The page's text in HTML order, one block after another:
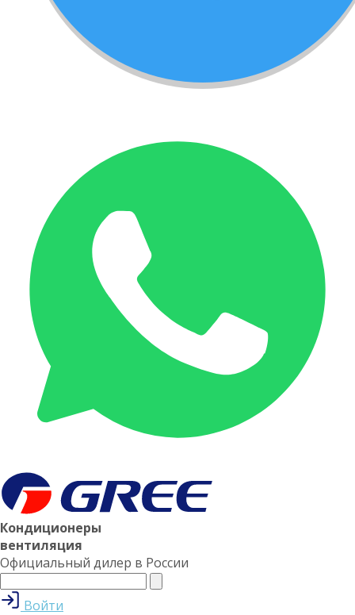
Кондиционеры
вентиляция
Официальный дилер в России
Войти